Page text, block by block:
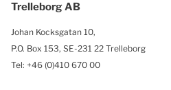
Trelleborg AB
Johan Kocksgatan 10,
P.O. Box 153, SE-231 22 Trelleborg
Tel: +46 (0)410 670 00